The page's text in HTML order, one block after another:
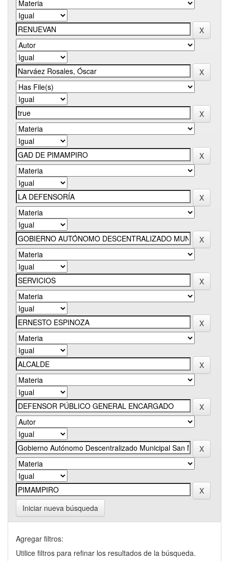
Iniciar nueva búsqueda
Agregar filtros:
Utilice filtros para refinar los resultados de la búsqueda.